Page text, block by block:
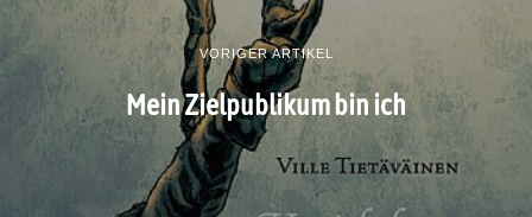
VORIGER ARTIKEL
Mein Zielpublikum bin ich